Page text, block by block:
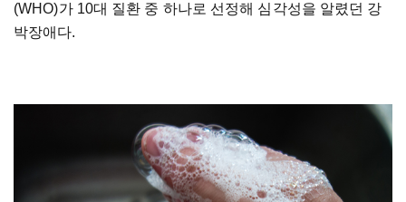
(WHO)가 10대 질환 중 하나로 선정해 심각성을 알렸던 강
박장애다.